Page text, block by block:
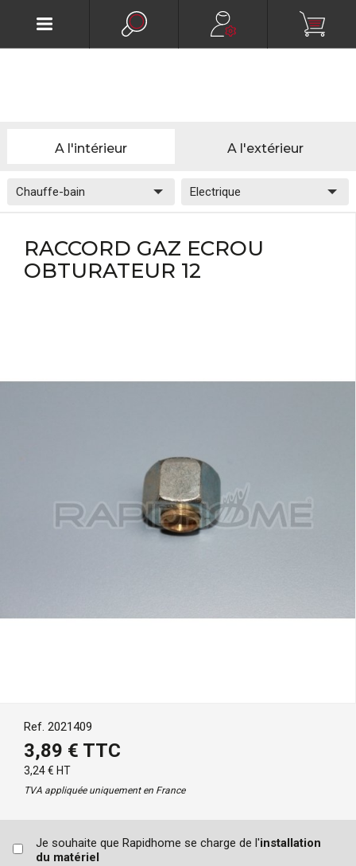
A l'intérieur A l'extérieur
RACCORD GAZ ECROU
OBTURATEUR 12
Ref. 2021409
3,89 € TTC
3,24 € HT
TVA appliquée uniquement en France
Je souhaite que Rapidhome se charge de l'installation
du matériel